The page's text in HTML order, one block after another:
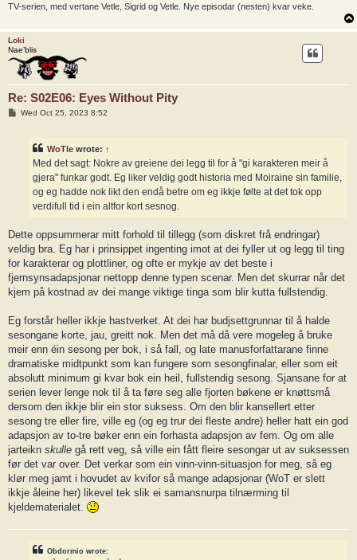
TV-serien, med vertane Vetle, Sigrid og Vetle. Nye episodar (nesten) kvar veke.
Loki
Nae’blis
Re: S02E06: Eyes Without Pity
PWed Oct 25, 2023 8:52
WoTle wrote: ↑
Med det sagt: Nokre av greiene dei legg til for å "gi karakteren meir å
gjera" funkar godt. Eg liker veldig godt historia med Moiraine sin familie,
og eg hadde nok likt den endå betre om eg ikkje følte at det tok opp
verdifull tid i ein altfor kort sesnog.
Dette oppsummerar mitt forhold til tillegg (som diskret frå endringar)
veldig bra. Eg har i prinsippet ingenting imot at dei fyller ut og legg til ting
for karakterar og plottliner, og ofte er mykje av det beste i
fjernsynsadapsjonar nettopp denne typen scenar. Men det skurrar når det
kjem på kostnad av dei mange viktige tinga som blir kutta fullstendig.
Eg forstår heller ikkje hastverket. At dei har budjsettgrunnar til å halde
sesongane korte, jau, greitt nok. Men det må då vere mogeleg å bruke
meir enn éin sesong per bok, i så fall, og late manusforfattarane finne
dramatiske midtpunkt som kan fungere som sesongfinalar, eller som eit
absolutt minimum gi kvar bok ein heil, fullstendig sesong. Sjansane for at
serien lever lenge nok til å ta føre seg alle fjorten bøkene er knøttsmå
dersom den ikkje blir ein stor suksess. Om den blir kansellert etter
sesong tre eller fire, ville eg (og eg trur dei fleste andre) heller hatt ein god
adapsjon av to-tre bøker enn ein forhasta adapsjon av fem. Og om alle
jarteikn skulle gå rett veg, så ville ein fått fleire sesongar ut av suksessen
før det var over. Det verkar som ein vinn-vinn-situasjon for meg, så eg
klør meg jamt i hovudet av kvifor så mange adapsjonar (WoT er slett
ikkje åleine her) likevel tek slik ei samansnurpa tilnærming til
kjeldematerialet.
Obdormio wrote: